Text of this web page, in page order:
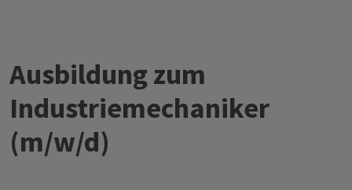
Ausbildung zum
Industriemechaniker
(m/w/d)